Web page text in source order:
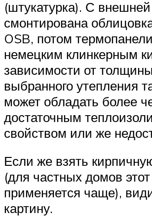
(штукатурка). С
смонтирована
OSB, потом
немецким клинкерным
зависимости от
выбранного утепления
может обладать более
достаточным
свойством или же
Если же взять
(для частных домов
применяется чаще),
картину.